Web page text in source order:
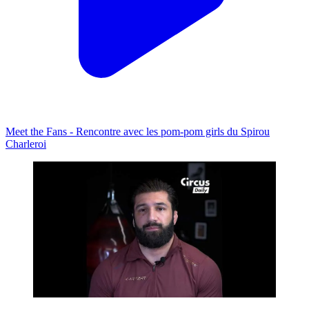
Meet the Fans - Rencontre avec les pom-pom girls du Spirou
Charleroi